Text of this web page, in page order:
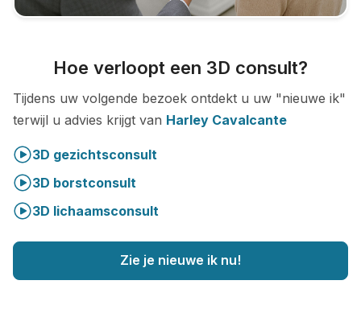
Hoe verloopt een 3D consult?
Tijdens uw volgende bezoek ontdekt u uw "nieuwe ik"
terwijl u advies krijgt van Harley Cavalcante
3D gezichtsconsult
3D borstconsult
3D lichaamsconsult
Zie je nieuwe ik nu!